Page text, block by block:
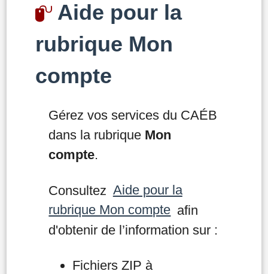
Aide pour la
rubrique Mon
compte
Gérez vos services du CAÉB
dans la rubrique Mon
compte.
Consultez Aide pour la
rubrique Mon compte afin
d'obtenir de l’information sur :
Fichiers ZIP à